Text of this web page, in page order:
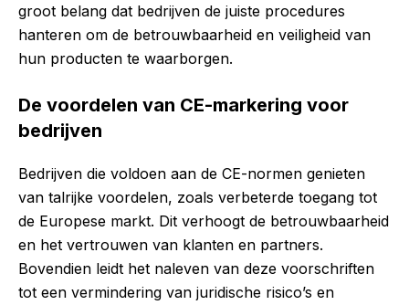
groot belang dat bedrijven de juiste procedures
hanteren om de betrouwbaarheid en veiligheid van
hun producten te waarborgen.
De voordelen van CE-markering voor
bedrijven
Bedrijven die voldoen aan de CE-normen genieten
van talrijke voordelen, zoals verbeterde toegang tot
de Europese markt. Dit verhoogt de betrouwbaarheid
en het vertrouwen van klanten en partners.
Bovendien leidt het naleven van deze voorschriften
tot een vermindering van juridische risico’s en